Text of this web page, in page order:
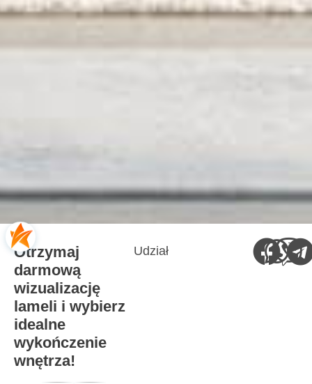
Otrzymaj
darmową
wizualizację
lameli i wybierz
idealne
wykończenie
wnętrza!
Udział